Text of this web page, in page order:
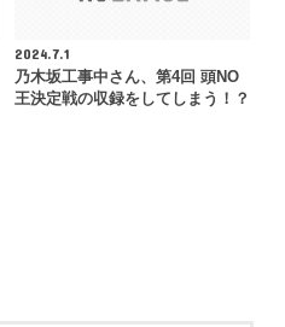
2024.7.1
乃木坂工事中さん、第4回 頭NO
王決定戦の収録をしてしまう！？